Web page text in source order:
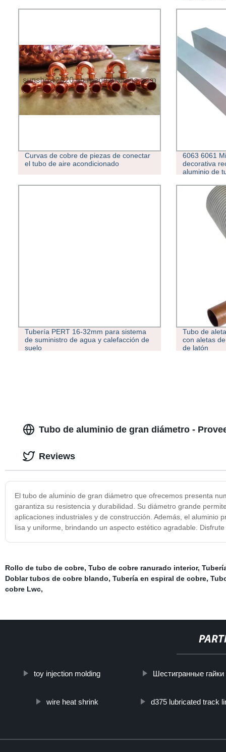
Curvas de cobre de piezas de conectar
el tubo de aire acondicionado
6063 6061
decorativa
aluminio de
Tubería PERT 16-32mm para sistema
de suministro de agua y calefacción de
suelo
Tubo de
con aletas
de latón
Tubo de aluminio de gran diámetro -
El tubo de aluminio de gran diámetro que ofrecemos presenta
garantiza su resistencia y durabilidad. Su diámetro grande
aplicaciones industriales y de construcción. Además, el aluminio
lisa y uniforme, brindando un aspecto estético agradable.
Reviews
Rollo de tubo de cobre, Tubo de cobre ranurado interior,
Doblar tubos de cobre blando, Tubería en espiral de cobre,
cobre Lwc,
toy injection molding Шестигранные гайки
wire heat shrink d375 lubricated track